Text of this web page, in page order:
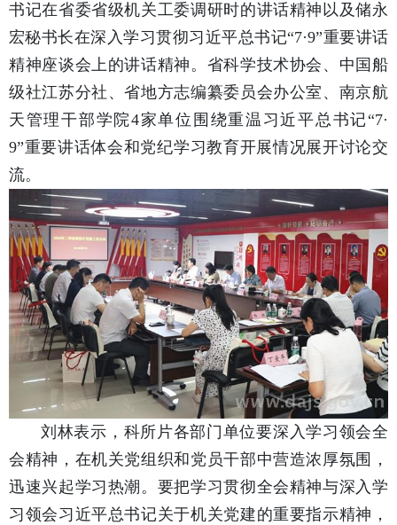
书记在省委省级机关工委调研时的讲话精神以及储永
宏秘书长在深入学习贯彻习近平总书记“7·9”重要讲话
精神座谈会上的讲话精神。省科学技术协会、中国船
级社江苏分社、省地方志编纂委员会办公室、南京航
天管理干部学院4家单位围绕重温习近平总书记“7·
9”重要讲话体会和党纪学习教育开展情况展开讨论交
流。
刘林表示，科所片各部门单位要深入学习领会全
会精神，在机关党组织和党员干部中营造浓厚氛围，
迅速兴起学习热潮。要把学习贯彻全会精神与深入学
习领会习近平总书记关于机关党建的重要指示精神，